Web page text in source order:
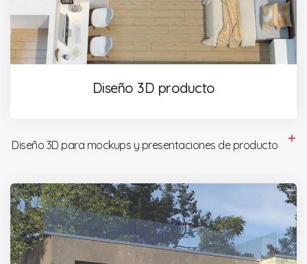
Diseño 3D producto
Diseño 3D para mockups y presentaciones de producto